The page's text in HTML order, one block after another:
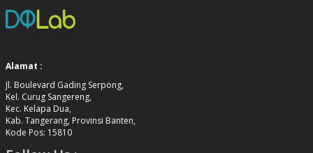
Alamat :
Jl. Boulevard Gading Serpong,
Kel. Curug Sangereng,
Kec. Kelapa Dua,
Kab. Tangerang, Provinsi Banten,
Kode Pos: 15810